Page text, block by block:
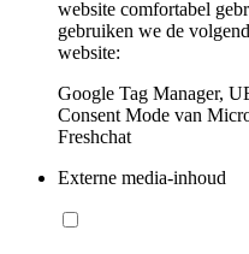
website comfortabel
gebruiken we de
website:
Google Tag Manager,
Consent Mode van
Freshchat
Externe media-inhoud